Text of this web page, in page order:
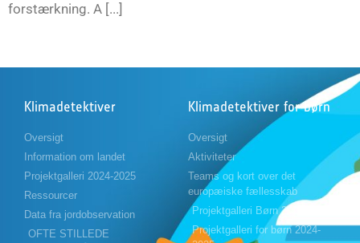
forstærkning. A [...]
Klimadetektiver
Oversigt
Information om landet
Projektgalleri 2024-2025
Ressourcer
Data fra jordobservation
OFTE STILLEDE
Klimadetektiver for børn
Oversigt
Aktiviteter
Teams og kort over det
europæiske fællesskab
Projektgalleri Børn 2023-2024
Projektgalleri for børn 2024-